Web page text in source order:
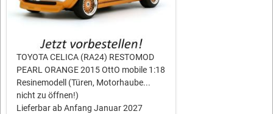
TOYOTA CELICA (RA24) RESTOMOD
PEARL ORANGE 2015 OttO mobile 1:18
Resinemodell (Türen, Motorhaube...
nicht zu öffnen!)
Lieferbar ab Anfang Januar 2027